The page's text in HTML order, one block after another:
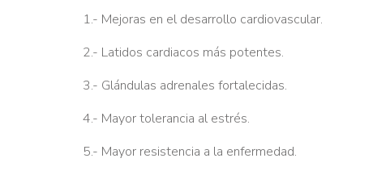
1.- Mejoras en el desarrollo cardiovascular.
2.- Latidos cardiacos más potentes.
3.- Glándulas adrenales fortalecidas.
4.- Mayor tolerancia al estrés.
5.- Mayor resistencia a la enfermedad.